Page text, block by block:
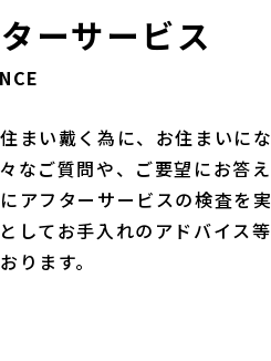
ーサービス
まい戴く為に、お住まいにな
なご質問や、ご要望にお答え
アフターサービスの検査を実
してお手入れのアドバイス等
ります。